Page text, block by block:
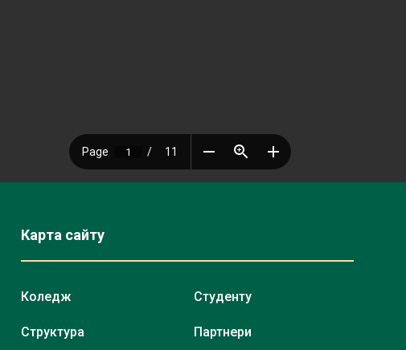
Карта сайту
Коледж
Структура
Студенту
Партнери